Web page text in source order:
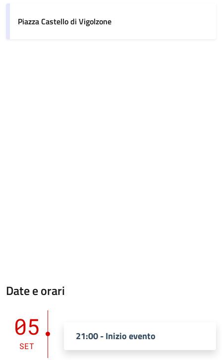
Piazza Castello di Vigolzone
Date e orari
05
SET
21:00 - Inizio evento